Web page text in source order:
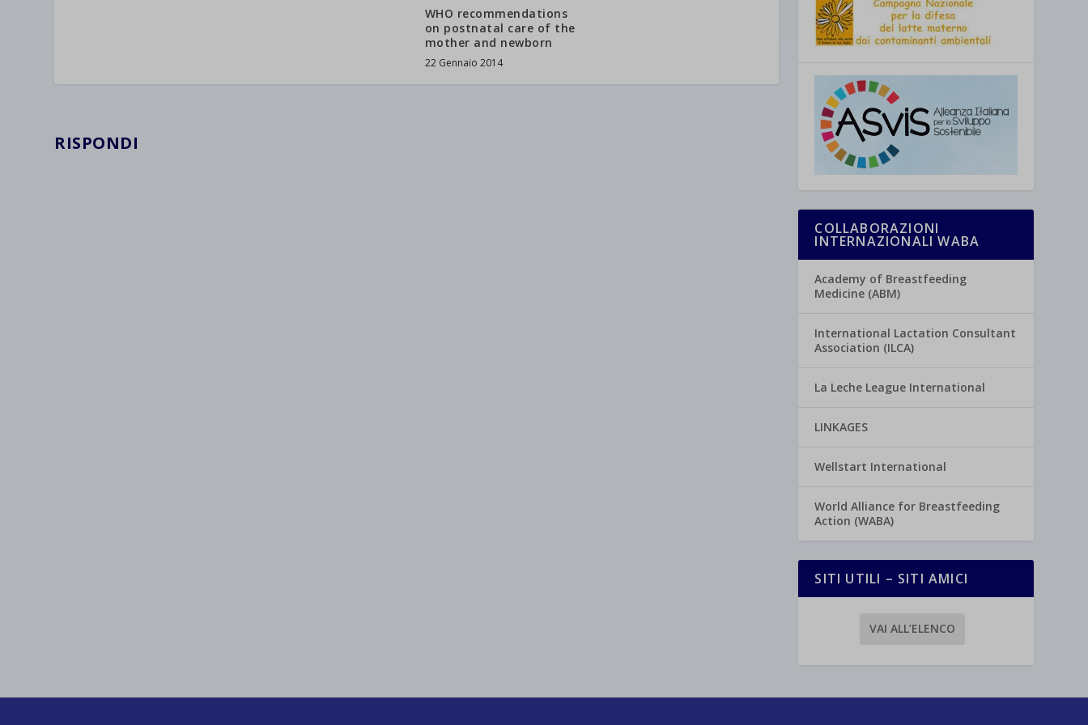
WHO recommendations
on postnatal care of the
mother and newborn
22 Gennaio 2014
RISPONDI
COLLABORAZIONI
INTERNAZIONALI WABA
Academy of Breastfeeding
Medicine (ABM)
International Lactation Consultant
Association (ILCA)
La Leche League International
LINKAGES
Wellstart International
World Alliance for Breastfeeding
Action (WABA)
SITI UTILI – SITI AMICI
VAI ALL’ELENCO